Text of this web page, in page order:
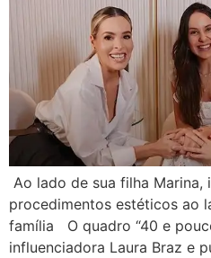
Ao lado de sua filha Marina,
procedimentos estéticos ao
família O quadro “40 e
influenciadora Laura Braz e